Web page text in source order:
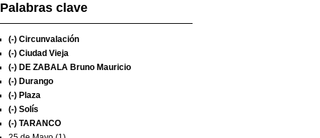
Palabras clave
(-) Circunvalación
(-) Ciudad Vieja
(-) DE ZABALA Bruno Mauricio
(-) Durango
(-) Plaza
(-) Solís
(-) TARANCO